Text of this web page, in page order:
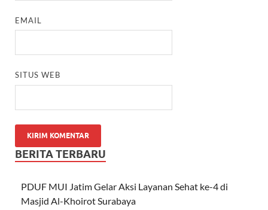
EMAIL
SITUS WEB
BERITA TERBARU
PDUF MUI Jatim Gelar Aksi Layanan Sehat ke-4 di
Masjid Al-Khoirot Surabaya